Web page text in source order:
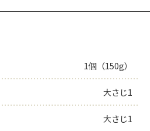
1個（150g）
大さじ1
大さじ1